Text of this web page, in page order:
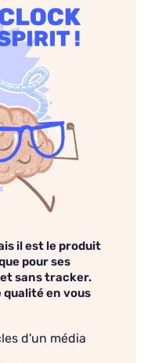
il est le produit
pour ses
sans tracker.
en vous
d'un média